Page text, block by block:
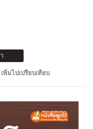
เพิ่มไปเปรียบเทียบ